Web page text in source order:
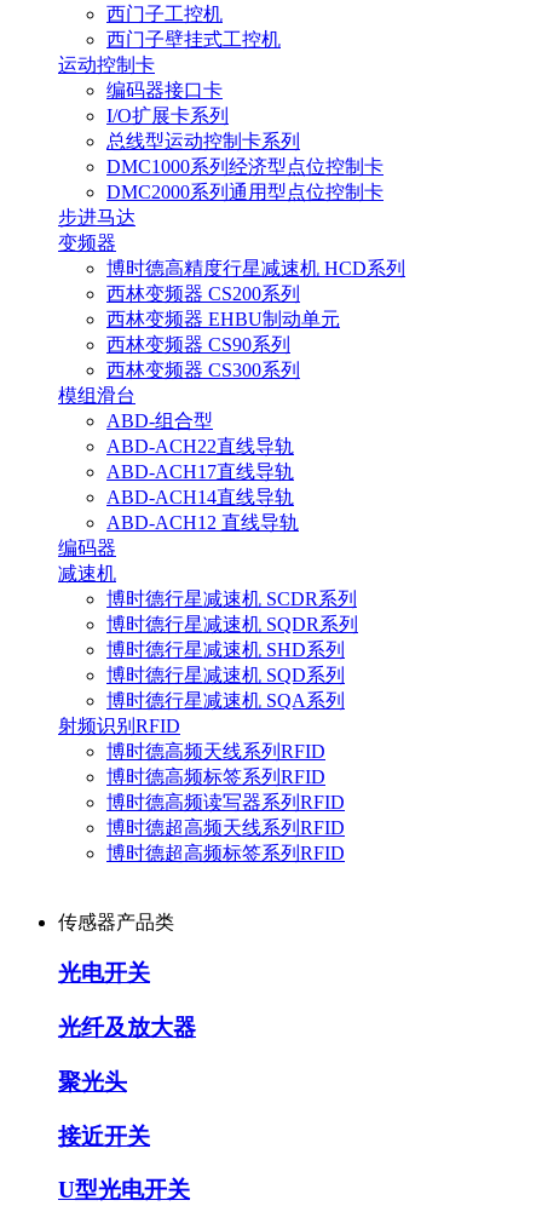
西门子工控机
西门子壁挂式工控机
运动控制卡
编码器接口卡
I/O扩展卡系列
总线型运动控制卡系列
DMC1000系列经济型点位控制卡
DMC2000系列通用型点位控制卡
步进马达
变频器
博时德高精度行星减速机 HCD系列
西林变频器 CS200系列
西林变频器 EHBU制动单元
西林变频器 CS90系列
西林变频器 CS300系列
模组滑台
ABD-组合型
ABD-ACH22直线导轨
ABD-ACH17直线导轨
ABD-ACH14直线导轨
ABD-ACH12 直线导轨
编码器
减速机
博时德行星减速机 SCDR系列
博时德行星减速机 SQDR系列
博时德行星减速机 SHD系列
博时德行星减速机 SQD系列
博时德行星减速机 SQA系列
射频识别RFID
博时德高频天线系列RFID
博时德高频标签系列RFID
博时德高频读写器系列RFID
博时德超高频天线系列RFID
博时德超高频标签系列RFID
传感器产品类
光电开关
光纤及放大器
聚光头
接近开关
U型光电开关